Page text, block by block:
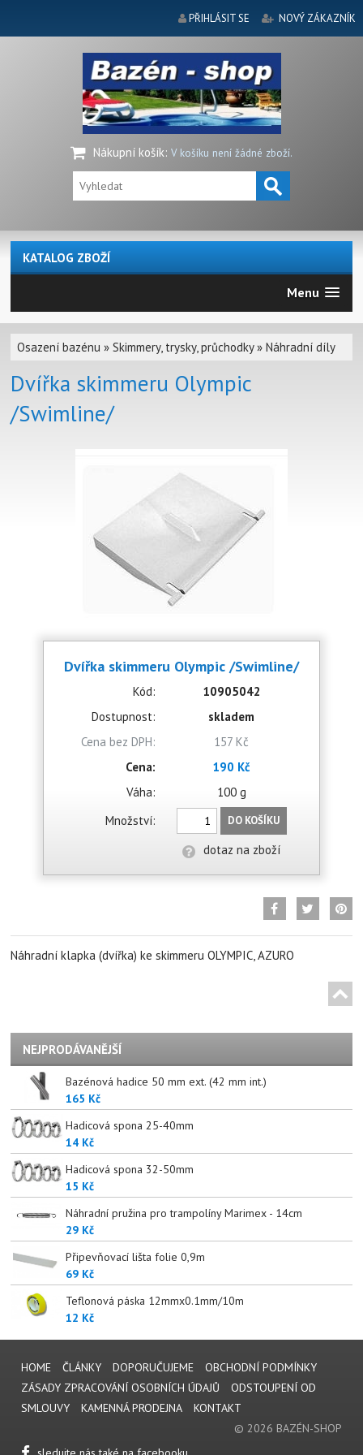
PŘIHLÁSIT SE NOVÝ ZÁKAZNÍK
Nákupní košík: V košíku není žádné zboží.
KATALOG ZBOŽÍ
Menu
Osazení bazénu »Skimmery, trysky, průchodky»Náhradní díly
Dvířka skimmeru Olympic
/Swimline/
Dvířka skimmeru Olympic /Swimline/
Kód:
10905042
Dostupnost:
skladem
Cena bez DPH:
157 Kč
Cena:
190 Kč
Váha:
100 g
Množství:
DO KOŠÍKU
dotaz na zboží
Náhradní klapka (dvířka) ke skimmeru OLYMPIC, AZURO
NEJPRODÁVANĚJŠÍ
Bazénová hadice 50 mm ext. (42 mm int.)
165 Kč
Hadicová spona 25-40mm
14 Kč
Hadicová spona 32-50mm
15 Kč
Náhradní pružina pro trampolíny Marimex - 14cm
29 Kč
Připevňovací lišta folie 0,9m
69 Kč
Teflonová páska 12mmx0.1mm/10m
12 Kč
HOME ČLÁNKY DOPORUČUJEME
OBCHODNÍ PODMÍNKY
ZÁSADY ZPRACOVÁNÍ OSOBNÍCH ÚDAJŮ
ODSTOUPENÍ OD
SMLOUVY
KAMENNÁ PRODEJNA
KONTAKT
© 2026 BAZÉN-SHOP